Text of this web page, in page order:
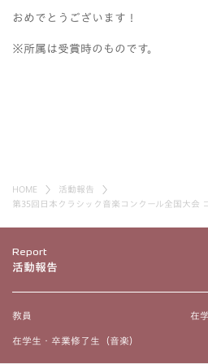
おめでとうございます！
※所属は受賞時のものです。
HOME
活動報告
第35回日本クラシック音楽コンクール全国大
Report
活動報告
教員 在
在学生・卒業修了生（音楽）